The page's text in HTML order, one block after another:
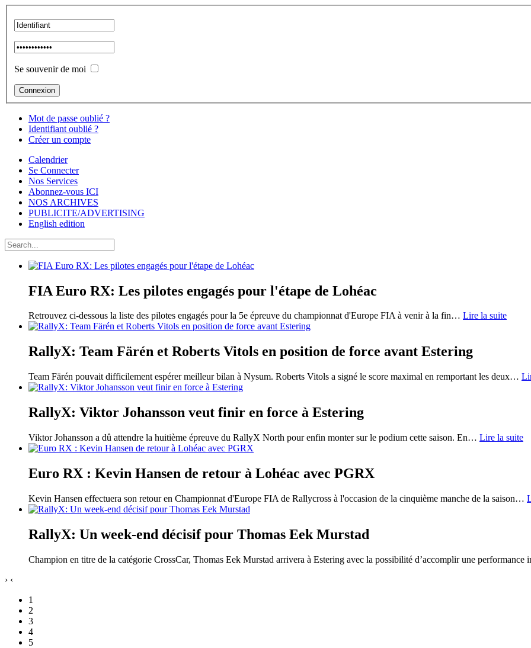
Se souvenir de moi
Mot de passe oublié ?
Identifiant oublié ?
Créer un compte
Calendrier
Se Connecter
Nos Services
Abonnez-vous ICI
NOS ARCHIVES
PUBLICITE/ADVERTISING
English edition
FIA Euro RX: Les pilotes engagés pour l'étape de Lohéac
Retrouvez ci-dessous la liste des pilotes engagés pour la 5e épreuve du championnat d'Europe FIA à venir à la fin… Lire la suite
RallyX: Team Färén et Roberts Vitols en position de force avant Estering
Team Färén pouvait difficilement espérer meilleur bilan à Nysum. Roberts Vitols a signé le score maximal en remportant les deux…
RallyX: Viktor Johansson veut finir en force à Estering
Viktor Johansson a dû attendre la huitième épreuve du RallyX North pour enfin monter sur le podium cette saison. En… Lire la suite
Euro RX : Kevin Hansen de retour à Lohéac avec PGRX
Kevin Hansen effectuera son retour en Championnat d'Europe FIA de Rallycross à l'occasion de la cinquième manche de la saison…
RallyX: Un week-end décisif pour Thomas Eek Murstad
Champion en titre de la catégorie CrossCar, Thomas Eek Murstad arrivera à Estering avec la possibilité d’accomplir une performance
› ‹
1
2
3
4
5